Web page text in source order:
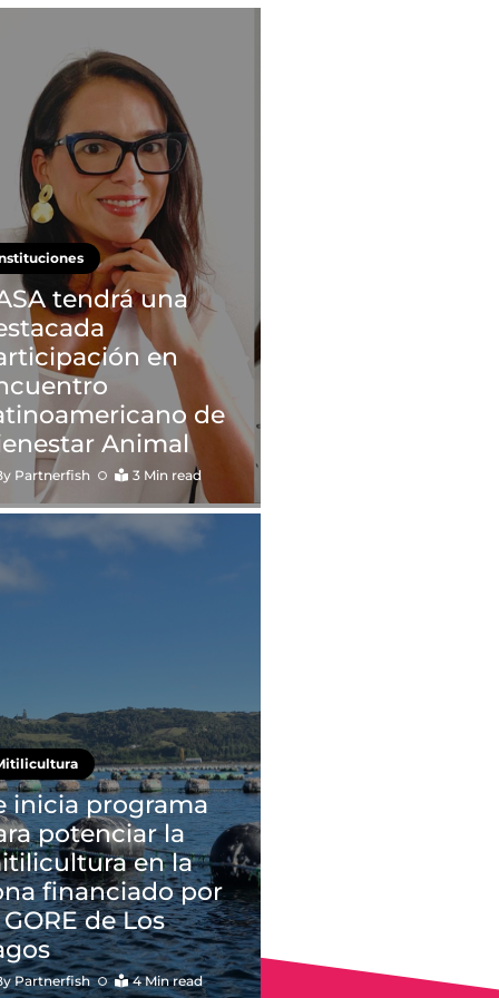
tendrá una
en
de
Animal
Partnerfish 3 Min read
inicia programa
potenciar la
en la
financiado por
de Los
Partnerfish 4 Min read